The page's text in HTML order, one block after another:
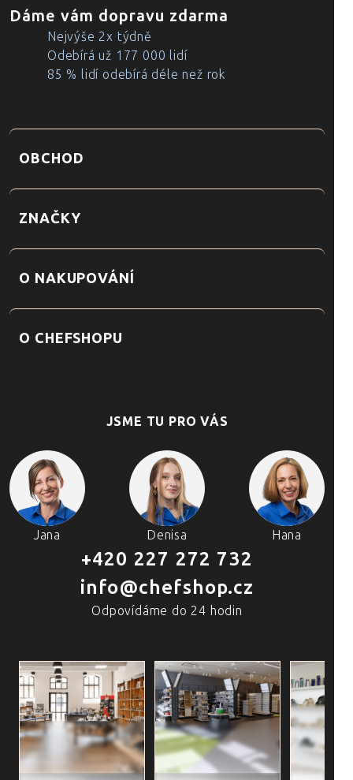
Dáme vám dopravu zdarma
Nejvýše 2x týdně
Odebírá už 177 000 lidí
85 % lidí odebírá déle než rok
OBCHOD
ZNAČKY
O NAKUPOVÁNÍ
O CHEFSHOPU
JSME TU PRO VÁS
Jana Denisa Hana
+420 227 272 732
info@chefshop.cz
Odpovídáme do 24 hodin